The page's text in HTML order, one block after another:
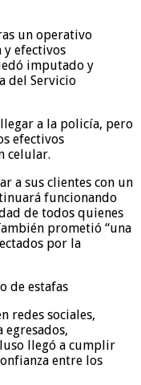
un operativo
y efectivos
imputado y
del Servicio
a la policía, pero
efectivos
celular.
a sus clientes con un
funcionando
de todos quienes
prometió “una
por la
de estafas
redes sociales,
llegó a cumplir
entre los